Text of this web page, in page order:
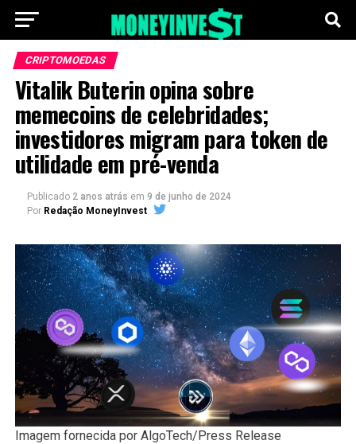
CRIPTOMOEDAS
Vitalik Buterin opina sobre
memecoins de celebridades;
investidores migram para token de
utilidade em pré-venda
Publicado 2 anos atrás em 9 de junho de 2024
Por Redação MoneyInvest
Imagem fornecida por AlgoTech/Press Release